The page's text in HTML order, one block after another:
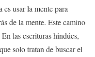
usar la mente para
de la mente. Este camino
las escrituras hindúes,
solo tratan de buscar el